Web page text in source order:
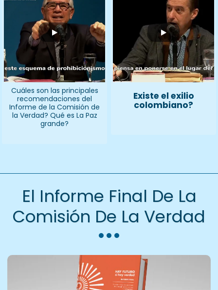
Cuáles son las principales
recomendaciones del
Informe de la Comisión de
la Verdad? Qué es La Paz
grande?
Existe el exilio
colombiano?
El Informe Final De La
Comisión De La Verdad